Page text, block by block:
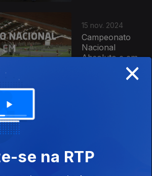
15 nov. 2024
Campeonato
Nacional
Absoluto e em
Rodas 2024
2024
×
se na RTP